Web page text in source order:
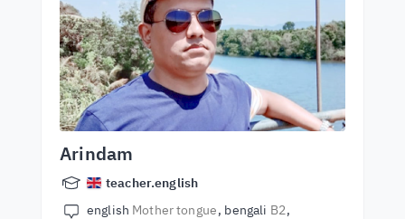
Arindam
teacher.english
english Mother tongue bengali B2